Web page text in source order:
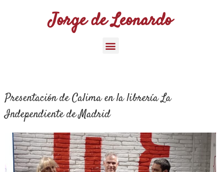
Jorge de Leonardo
Presentación de Calima en la librería La
Independiente de Madrid